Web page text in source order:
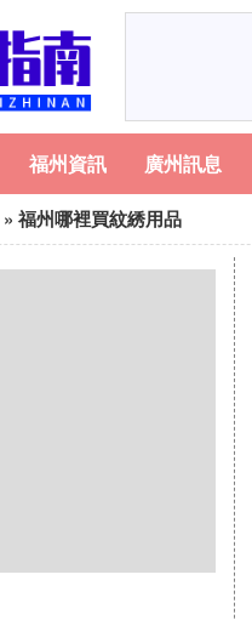
福州資訊 廣州訊息
» 福州哪裡買紋綉用品